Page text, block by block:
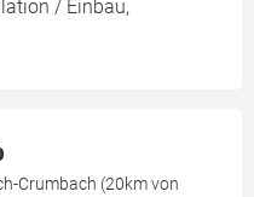
/ Einbau,
Crumbach (20km von